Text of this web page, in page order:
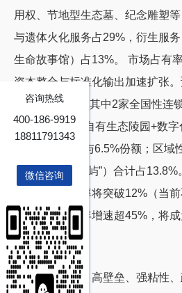
用权、节地型生态墓、纪念雕塑
与遗体火化服务占29%，衍生服务
生命故事馆）占13%。 市场占有
资本整合与标准化输出加速扩张
提升至28.5%，其中2家全国性连
园”）有望凭借自有生态陵园+数
分别占据8.2%与6.5%份额；区域
纪”、珠三角“汪屿”）合计占
城市市场渗透率将突破12%（当
虽基数低，但年增速超45%，将
极。
三、投资前景：高壁垒、强粘性
咨询热线
400-186-9919
18811791343
微信咨询